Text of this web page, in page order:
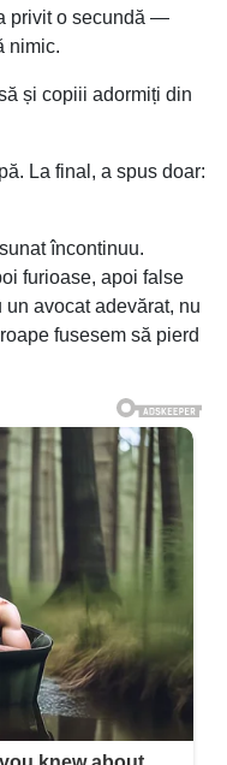
privit o secundă —
nimic.
și copiii adormiți din
La final, a spus doar:
încontinuu.
furioase, apoi false
avocat adevărat, nu
fusesem să pierd